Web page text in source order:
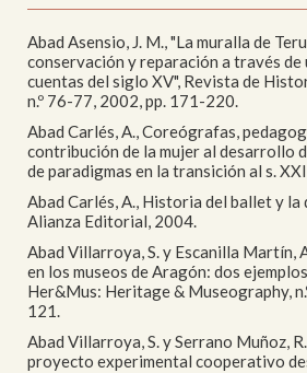
Abad Asensio, J. M., "La muralla de
conservación y reparación a través de
cuentas del siglo XV", Revista de
n.º 76-77, 2002, pp. 171-220.
Abad Carlés, A., Coreógrafas,
contribución de la mujer al desarrollo
de paradigmas en la transición al s.
Abad Carlés, A., Historia del ballet y la
Alianza Editorial, 2004.
Abad Villarroya, S. y Escanilla Martín,
en los museos de Aragón: dos
Her&Mus: Heritage & Museography,
121.
Abad Villarroya, S. y Serrano Muñoz,
proyecto experimental cooperativo